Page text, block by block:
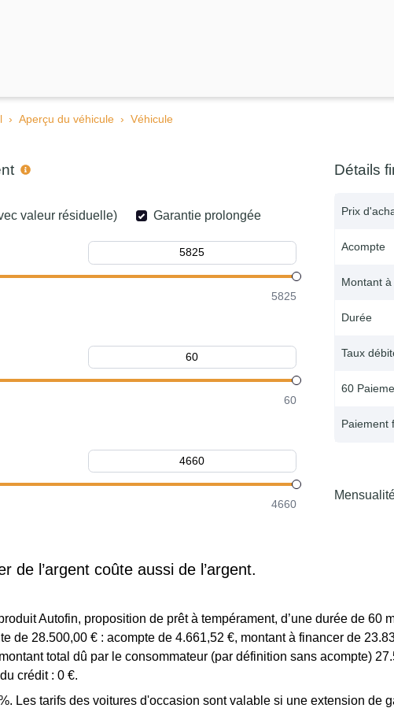
Aperçu du véhicule Véhicule
valeur résiduelle) Garantie prolongée
5825
60
4660
Détails
Prix
Acompte
Montant
Durée
Taux
60
Paiement
de l’argent coûte aussi de l’argent.
Autofin, proposition de prêt à tempérament, d’une durée de 60
de 28.500,00 € : acompte de 4.661,52 €, montant à financer de
total dû par le consommateur (par définition sans acompte)
crédit : 0 €.
Les tarifs des voitures d'occasion sont valable si une extension de